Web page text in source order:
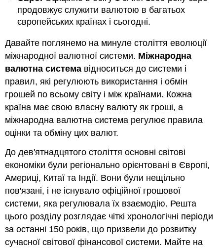
продовжує служити валютою в багатьох
європейських країнах і сьогодні.
Давайте поглянемо на минуле століття еволюції
міжнародної валютної системи. Міжнародна
валютна система відноситься до системи і
правил, які регулюють використання і обмін
грошей по всьому світу і між країнами. Кожна
країна має свою власну валюту як гроші, а
міжнародна валютна система регулює правила
оцінки та обміну цих валют.
До дев'ятнадцятого століття основні світові
економіки були регіонально орієнтовані в Європі,
Америці, Китаї та Індії. Вони були нещільно
пов'язані, і не існувало офіційної грошової
системи, яка регулювала їх взаємодію. Решта
цього розділу розглядає чіткі хронологічні періоди
за останні 150 років, що призвели до розвитку
сучасної світової фінансової системи. Майте на